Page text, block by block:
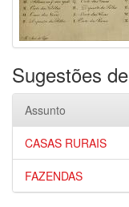
Sugestões
Assunto
CASAS RURAIS
FAZENDAS